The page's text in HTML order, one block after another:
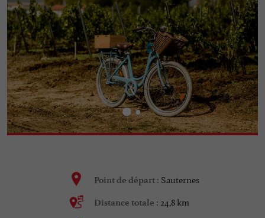
Point de départ : Sauternes
Distance totale : 24,8 km